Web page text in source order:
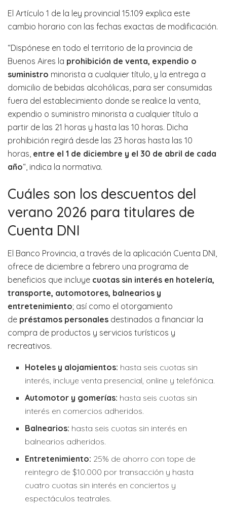
El Artículo 1 de la ley provincial 15.109 explica este
cambio horario con las fechas exactas de modificación.
“Dispónese en todo el territorio de la provincia de
Buenos Aires la prohibición de venta, expendio o
suministro minorista a cualquier título, y la entrega a
domicilio de bebidas alcohólicas, para ser consumidas
fuera del establecimiento donde se realice la venta,
expendio o suministro minorista a cualquier título a
partir de las 21 horas y hasta las 10 horas. Dicha
prohibición regirá desde las 23 horas hasta las 10
horas, entre el 1 de diciembre y el 30 de abril de cada
año“, indica la normativa.
Cuáles son los descuentos del
verano 2026 para titulares de
Cuenta DNI
El Banco Provincia, a través de la aplicación Cuenta DNI,
ofrece de diciembre a febrero una programa de
beneficios que incluye cuotas sin interés en hotelería,
transporte, automotores, balnearios y
entretenimiento; así como el otorgamiento
de préstamos personales destinados a financiar la
compra de productos y servicios turísticos y
recreativos.
Hoteles y alojamientos: hasta seis cuotas sin
interés, incluye venta presencial, online y telefónica.
Automotor y gomerías: hasta seis cuotas sin
interés en comercios adheridos.
Balnearios: hasta seis cuotas sin interés en
balnearios adheridos.
Entretenimiento: 25% de ahorro con tope de
reintegro de $10.000 por transacción y hasta
cuatro cuotas sin interés en conciertos y
espectáculos teatrales.